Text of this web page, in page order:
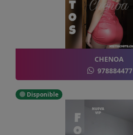
CHENOA
978884477
Disponible